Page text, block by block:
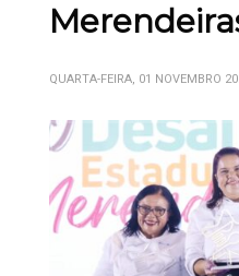
QUARTA-FEIRA, 01 NOVEMBRO